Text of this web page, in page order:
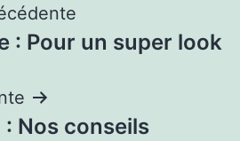
: Pour un super look
Nos conseils